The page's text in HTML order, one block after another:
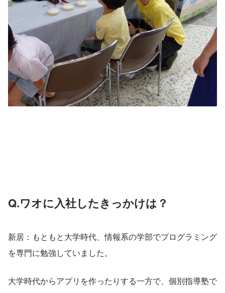
Q.ワオに入社したきっかけは？
新居：もともと大学時代、情報系の学部でプログラミング
を専門に勉強していました。
大学時代からアプリを作ったりする一方で、個別指導塾で